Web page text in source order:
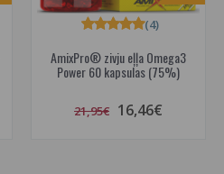
AmixPro® zivju eļļa Omega3
Power 60 kapsulas (75%)
(4)
21,95€ 16,46€